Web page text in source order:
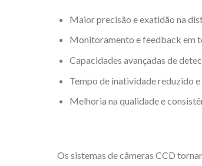
Maior precisão e exatidão na
Monitoramento e feedback em
Capacidades avançadas de
Tempo de inatividade reduzido
Melhoria na qualidade e
Os sistemas de câmeras CCD